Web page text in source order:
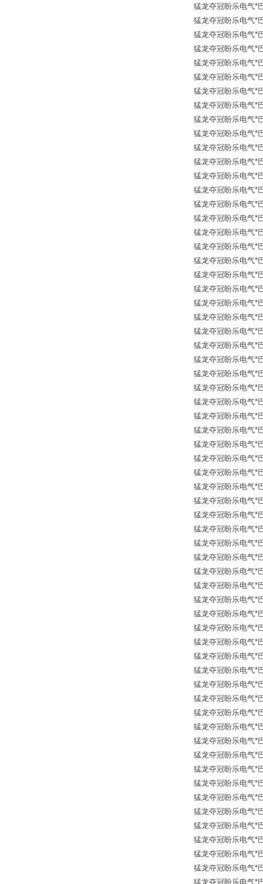
猛龙夺冠盼乐电气*
猛龙夺冠盼乐电气*
猛龙夺冠盼乐电气*
猛龙夺冠盼乐电气*
猛龙夺冠盼乐电气*
猛龙夺冠盼乐电气*
猛龙夺冠盼乐电气*
猛龙夺冠盼乐电气*
猛龙夺冠盼乐电气*
猛龙夺冠盼乐电气*
猛龙夺冠盼乐电气*
猛龙夺冠盼乐电气*
猛龙夺冠盼乐电气*
猛龙夺冠盼乐电气*
猛龙夺冠盼乐电气*
猛龙夺冠盼乐电气*
猛龙夺冠盼乐电气*
猛龙夺冠盼乐电气*
猛龙夺冠盼乐电气*
猛龙夺冠盼乐电气*
猛龙夺冠盼乐电气*
猛龙夺冠盼乐电气*
猛龙夺冠盼乐电气*
猛龙夺冠盼乐电气*
猛龙夺冠盼乐电气*
猛龙夺冠盼乐电气*
猛龙夺冠盼乐电气*
猛龙夺冠盼乐电气*
猛龙夺冠盼乐电气*
猛龙夺冠盼乐电气*
猛龙夺冠盼乐电气*
猛龙夺冠盼乐电气*
猛龙夺冠盼乐电气*
猛龙夺冠盼乐电气*
猛龙夺冠盼乐电气*
猛龙夺冠盼乐电气*
猛龙夺冠盼乐电气*
猛龙夺冠盼乐电气*
猛龙夺冠盼乐电气*
猛龙夺冠盼乐电气*
猛龙夺冠盼乐电气*
猛龙夺冠盼乐电气*
猛龙夺冠盼乐电气*
猛龙夺冠盼乐电气*
猛龙夺冠盼乐电气*
猛龙夺冠盼乐电气*
猛龙夺冠盼乐电气*
猛龙夺冠盼乐电气*
猛龙夺冠盼乐电气*
猛龙夺冠盼乐电气*
猛龙夺冠盼乐电气*
猛龙夺冠盼乐电气*
猛龙夺冠盼乐电气*
猛龙夺冠盼乐电气*
猛龙夺冠盼乐电气*
猛龙夺冠盼乐电气*
猛龙夺冠盼乐电气*
猛龙夺冠盼乐电气*
猛龙夺冠盼乐电气*
猛龙夺冠盼乐电气*
猛龙夺冠盼乐电气*
猛龙夺冠盼乐电气*
猛龙夺冠盼乐电气*